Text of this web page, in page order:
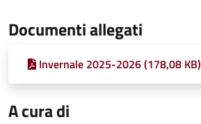
Documenti allegati
Invernale 2025-2026 (178,08 KB)
A cura di